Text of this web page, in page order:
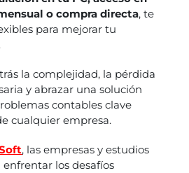
o compra directa, te
para mejorar tu
la complejidad, la pérdida
y abrazar una solución
contables clave
cualquier empresa.
, las empresas y estudios
los desafíos